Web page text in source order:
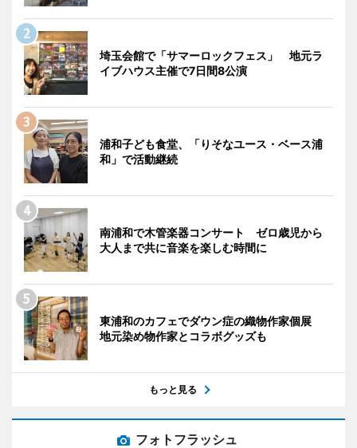
埼玉会館で「サマーロックフェス」 地元ラ
イブハウス主催で7日間8公演
浦和子ども食堂、「りそなユース・ベース浦
和」で活動継続
南浦和で木管楽器コンサート ゼロ歳児から
大人まで共に音楽を楽しむ時間に
東浦和のカフェでダウン症の織物作家個展
地元染め物作家とコラボグッズも
もっと見る
フォトフラッシュ